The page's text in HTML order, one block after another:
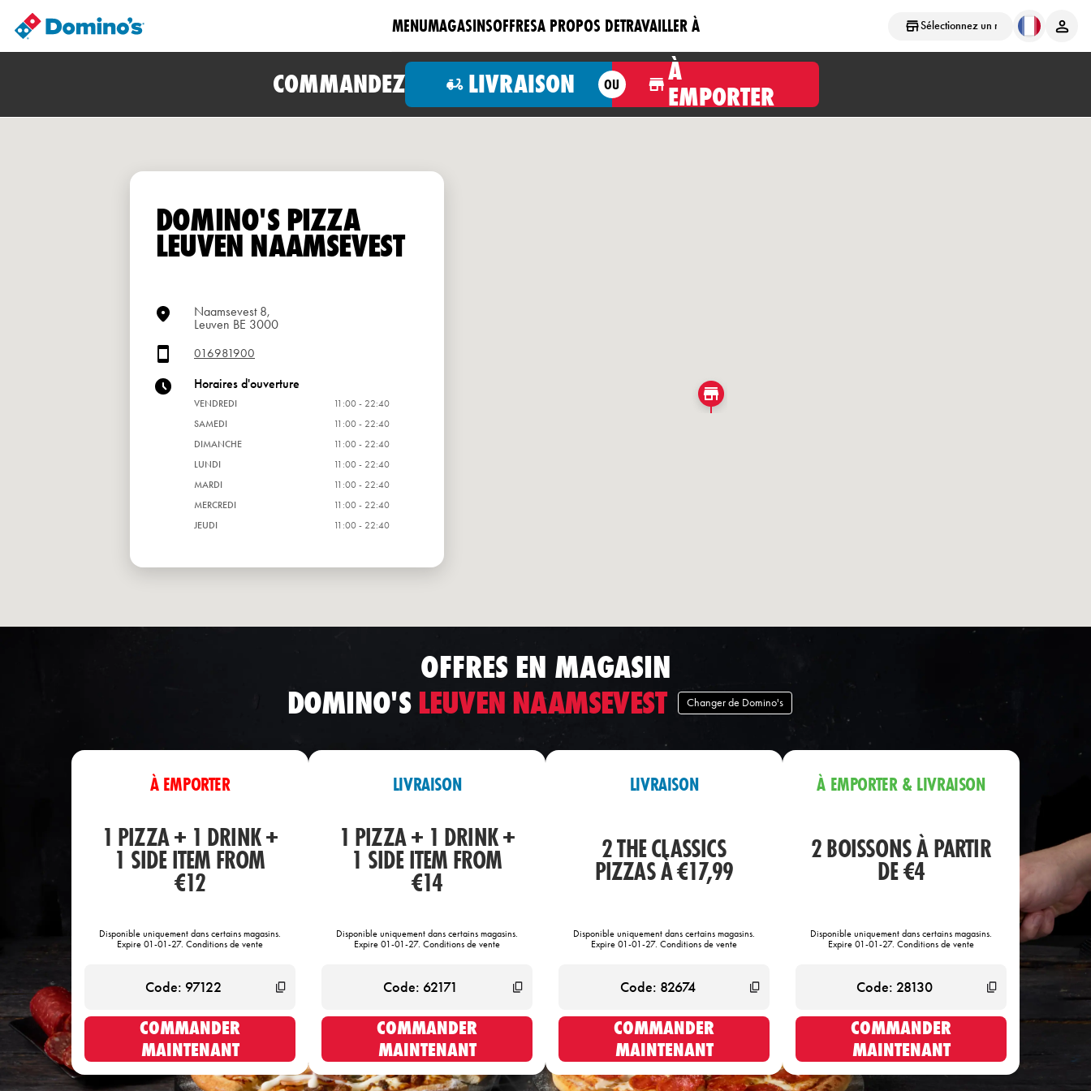
Sélectionnez un magasin
MENUMAGASINSOFFRESA PROPOS DETRAVAILLER À
COMMANDEZ LIVRAISON OU
À
EMPORTER
DOMINO'S PIZZA
LEUVEN NAAMSEVEST
Naamsevest 8,
Leuven BE 3000
016981900
Horaires d'ouverture
VENDREDI
11:00 - 22:40
SAMEDI
11:00 - 22:40
DIMANCHE
11:00 - 22:40
LUNDI
11:00 - 22:40
MARDI
11:00 - 22:40
MERCREDI
11:00 - 22:40
JEUDI
11:00 - 22:40
OFFRES EN MAGASIN
DOMINO'S LEUVEN NAAMSEVEST Changer de Domino's
À EMPORTER
1 PIZZA + 1 DRINK +
1 SIDE ITEM FROM
€12
Disponible uniquement dans certains magasins.
Expire 01-01-27. Conditions de vente
COMMANDER
MAINTENANT
LIVRAISON
1 PIZZA + 1 DRINK +
1 SIDE ITEM FROM
€14
Disponible uniquement dans certains magasins.
Expire 01-01-27. Conditions de vente
COMMANDER
MAINTENANT
LIVRAISON
2 THE CLASSICS
PIZZAS À €17,99
Disponible uniquement dans certains magasins.
Expire 01-01-27. Conditions de vente
COMMANDER
MAINTENANT
À EMPORTER & LIVRAISON
2 BOISSONS À PARTIR
DE €4
Disponible uniquement dans certains magasins.
Expire 01-01-27. Conditions de vente
COMMANDER
MAINTENANT